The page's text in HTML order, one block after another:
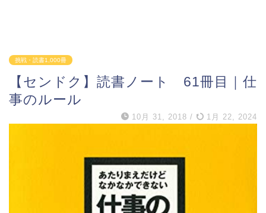
挑戦・読書1,000冊
【センドク】読書ノート 61冊目｜仕
事のルール
10月 31, 2018 / 1月 22, 2024